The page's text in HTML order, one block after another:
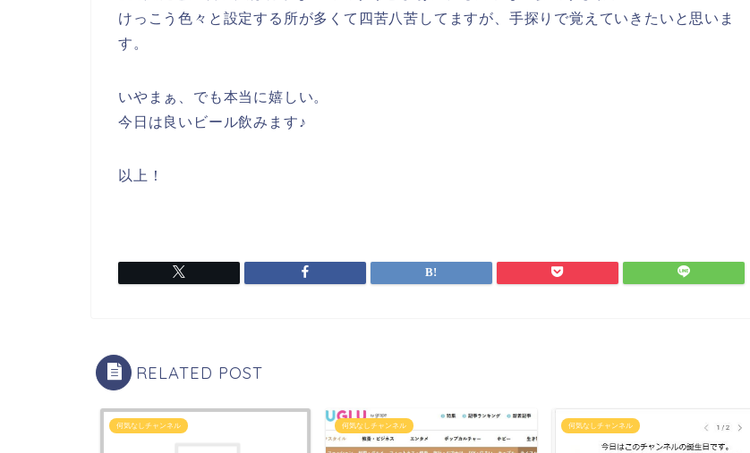
けっこう色々と設定する所が多くて四苦八苦してますが、手探りで覚えていきたいと思いま
す。
いやまぁ、でも本当に嬉しい。
今日は良いビール飲みます♪
以上！
RELATED POST
何気なしチャンネル 何気なしチャンネル 何気なしチャンネル